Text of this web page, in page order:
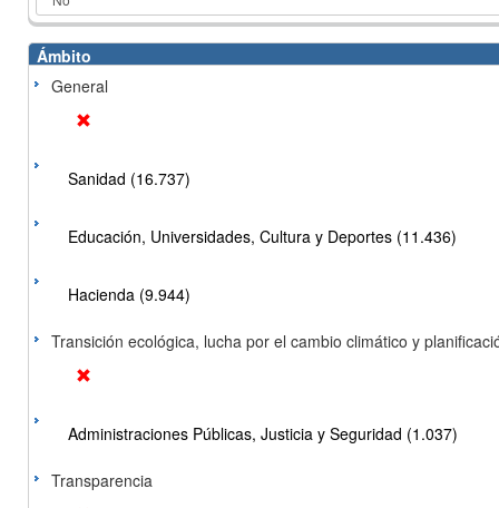
Ámbito
General
Sanidad (16.737)
Educación, Universidades, Cultura y Deportes (11.436)
Hacienda (9.944)
Transición ecológica, lucha por el cambio climático y
Administraciones Públicas, Justicia y Seguridad (1.037)
Transparencia